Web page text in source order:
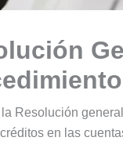
Resolución
en las